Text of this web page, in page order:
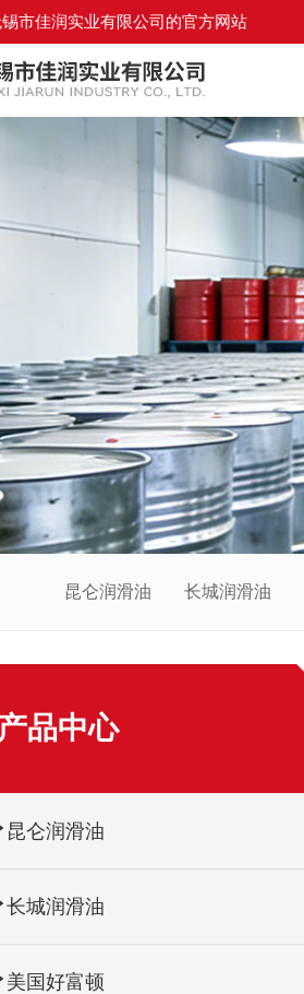
市佳润实业有限公司的官方网站
昆仑润滑油 长城润滑油
产品中心
昆仑润滑油
长城润滑油
美国好富顿